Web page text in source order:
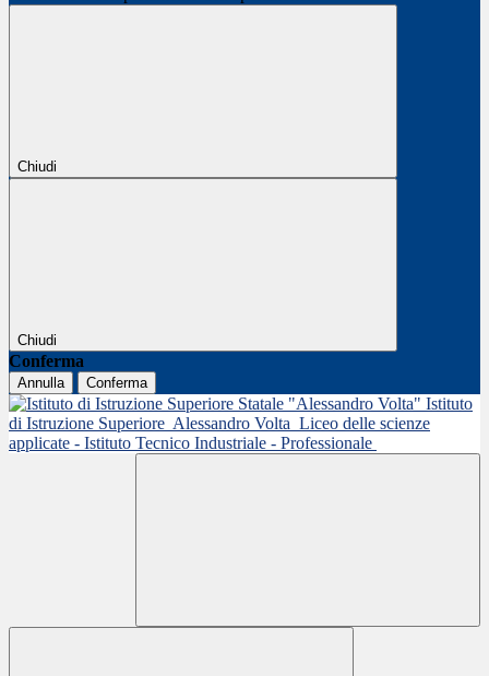
Chiudi
Chiudi
Conferma
Annulla Conferma
Istituto
di Istruzione Superiore Alessandro Volta Liceo delle scienze
applicate - Istituto Tecnico Industriale - Professionale